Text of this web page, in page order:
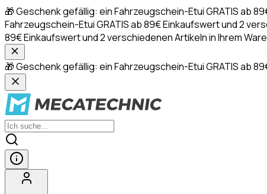
🎁 Geschenk gefällig: ein Fahrzeugschein-Etui GRATIS ab
Fahrzeugschein-Etui GRATIS ab 89€ Einkaufswert und 2
89€ Einkaufswert und 2 verschiedenen Artikeln in Ihrem
🎁 Geschenk gefällig: ein Fahrzeugschein-Etui GRATIS ab